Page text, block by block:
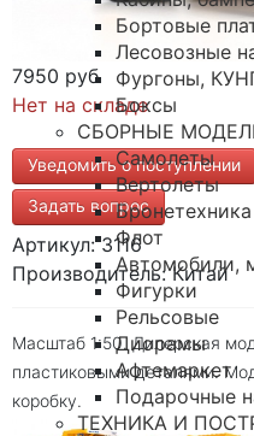
Бортовые
Лесовозные
Фургоны,
Боксы
СБОРНЫЕ
Самолеты
Вертолеты
Бронетехника
Флот
Автомобили,
Фигурки
Рельсовые
Диорамы
Афтемаркет
Подарочные
ТЕХНИКА И
7950 руб
Нет на складе
Уведомить о поступлении
Задать вопрос
Артикул: 3116
Производитель: Китай
Масштаб 1:50. Дилерская
пластиковыми деталями.
коробку.